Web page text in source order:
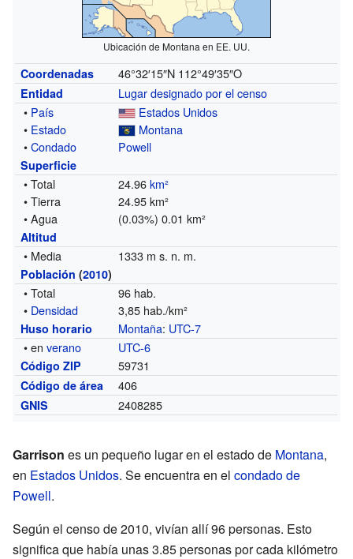
Ubicación de Montana en EE. UU.
Coordenadas 46°32′15″N 112°49′35″O
Entidad
Lugar designado por el censo
• País
Estados Unidos
• Estado
Montana
•Condado Powell
Superficie
• Total 24.96km²
• Tierra
24.95 km²
• Agua
(0.03%) 0.01 km²
Altitud
• Media 1333 m s. n. m.
Población (2010)
• Total
96 hab.
• Densidad 3,85 hab./km²
Huso horario Montaña: UTC-7
• enverano UTC-6
Código ZIP 59731
Código de área 406
GNIS 2408285
Garrison es un pequeño lugar en el estado de Montana,
en Estados Unidos. Se encuentra en el condado de
Powell.
Según el censo de 2010, vivían allí 96 personas. Esto
significa que había unas 3.85 personas por cada kilómetro